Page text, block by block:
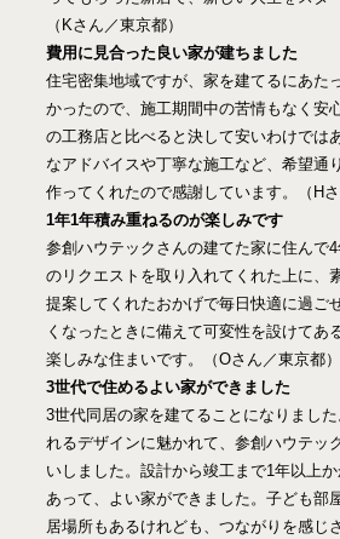
（Kさん／東京都）
費用に見合った良い家が建ちました
住宅密集地域ですが、家を建てるにあた
かったので、施工期間中の苦情もなく安
の工務店と比べると決して安いわけでは
なアドバイスや丁寧な施工など、希望通
作ってくれたので感謝しています。（Hさ
1年1年積み重ねるのが楽しみです
参創ハウテックさんの建てた家に住んで
のリクエストを取り入れてくれた上に、
提案してくれたおかげで毎日快適に過ご
くなったときに備えて可変性を設けてあ
楽しみな住まいです。（Oさん／東京都）
3世代で住めるよい家ができました
3世代同居の家を建てることになりまし
れるデザインに魅かれて、参創ハウテッ
いしました。設計から竣工まで1年以上
あって、よい家ができました。子ども部
居場所もあるけれども、つながりを感じ